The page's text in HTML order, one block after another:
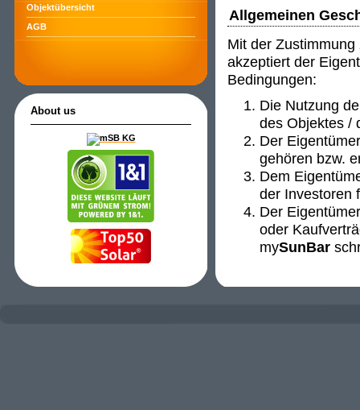
Objektübersicht
AGB
About us
Allgemeinen
Mit der Zustimmung
akzeptiert der
Bedingungen:
Die Nutzung
des Objektes /
Der
gehören bzw.
Dem
der Investoren
Der
oder
mySunBar